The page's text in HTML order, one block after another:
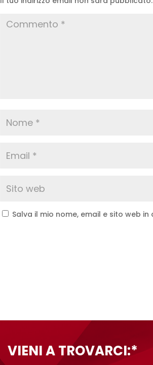
Salva il mio nome, email e sito web
VIENI A TROVARCI:*